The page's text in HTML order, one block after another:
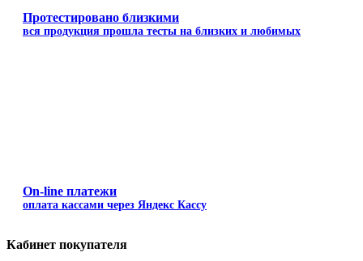
Протестировано близкими
вся продукция прошла тесты на близких и любимых
On-line платежи
оплата кассами через Яндекс Кассу
Кабинет покупателя